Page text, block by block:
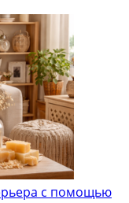
с помощью